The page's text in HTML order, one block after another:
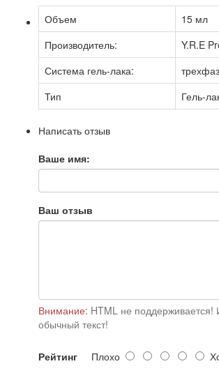
Объем
15 мл
Производитель:
Y.R.E
Система гель-лака:
Тип
Гель-
Написать отзыв
Ваше имя:
Ваш отзыв
Внимание: HTML не поддерживается!
обычный текст!
Рейтинг Плохо